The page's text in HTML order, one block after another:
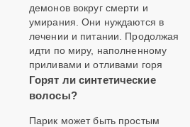
демонов вокруг смерти и
умирания. Они нуждаются в
лечении и питании. Продолжая
идти по миру, наполненному
приливами и отливами горя
Горят ли синтетические
волосы?
Парик может быть простым